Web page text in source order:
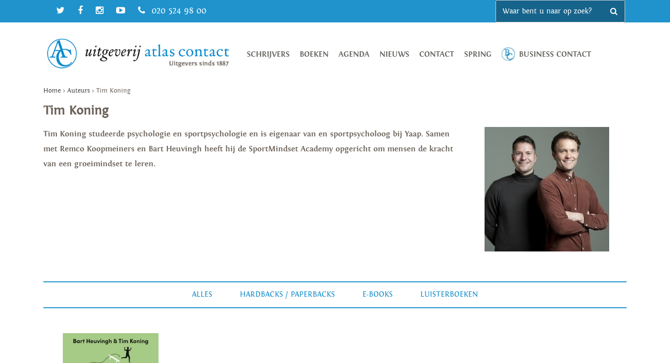
020 524 98 00
SCHRIJVERS BOEKEN AGENDA NIEUWS CONTACT SPRING BUSINESS CONTACT
Home > Auteurs > Tim Koning
Tim Koning
Tim Koning studeerde psychologie en sportpsychologie en is eigenaar van en sportpsycholoog bij Yaap. Samen
met Remco Koopmeiners en Bart Heuvingh heeft hij de SportMindset Academy opgericht om mensen de kracht
van een groeimindset te leren.
ALLES HARDBACKS / PAPERBACKS E-BOOKS LUISTERBOEKEN